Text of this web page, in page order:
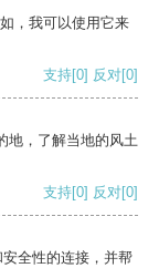
，我可以使用它来
支持[0] 反对[0]
地，了解当地的风土
支持[0] 反对[0]
全性的连接，并帮